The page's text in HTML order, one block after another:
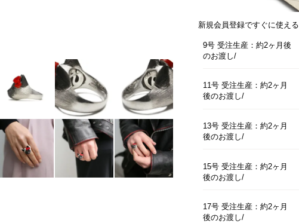
新規会員登録ですぐに使える
9号 受注生産：約2ヶ月後
のお渡し
11号 受注生産：約2ヶ月
後のお渡し
13号 受注生産：約2ヶ月
後のお渡し
15号 受注生産：約2ヶ月
後のお渡し
17号 受注生産：約2ヶ月
後のお渡し